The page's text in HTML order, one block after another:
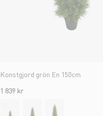
Konstgjord grön En 150cm
1 839 kr